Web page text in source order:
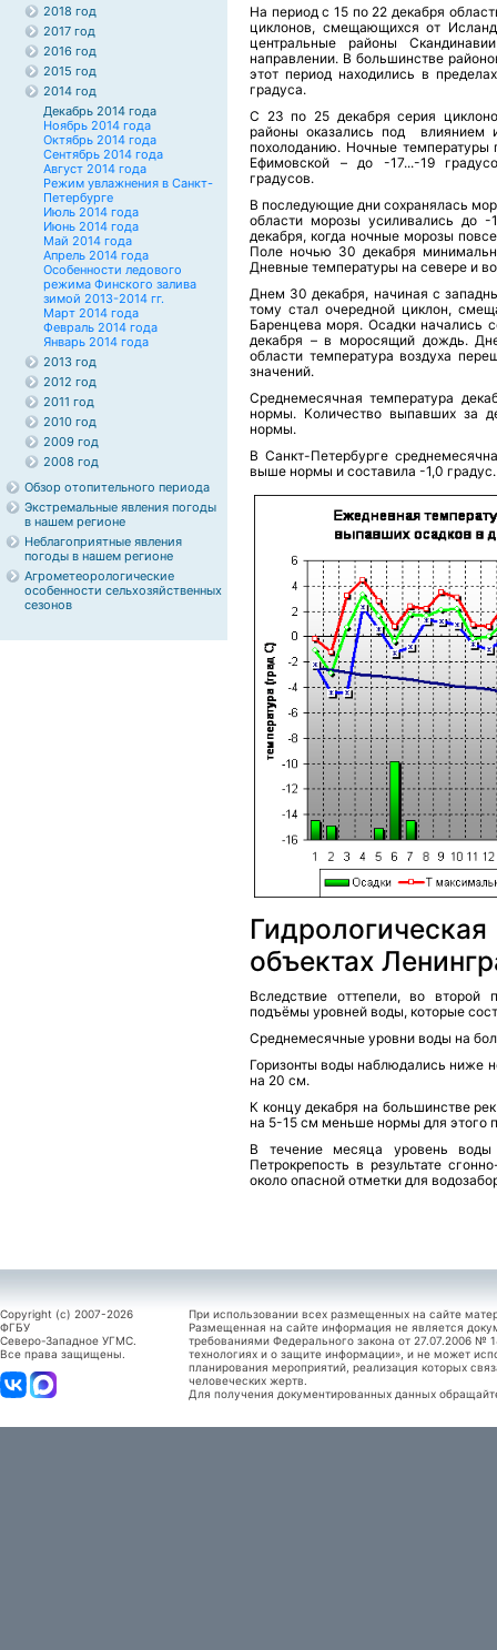
2018 год
2017 год
2016 год
2015 год
2014 год
Декабрь 2014 года
Ноябрь 2014 года
Октябрь 2014 года
Сентябрь 2014 года
Август 2014 года
Режим увлажнения в Санкт-
Петербурге
Июль 2014 года
Июнь 2014 года
Май 2014 года
Апрель 2014 года
Особенности ледового
режима Финского залива
зимой 2013-2014 гг.
Март 2014 года
Февраль 2014 года
Январь 2014 года
2013 год
2012 год
2011 год
2010 год
2009 год
2008 год
Обзор отопительного периода
Экстремальные явления погоды
в нашем регионе
Неблагоприятные явления
погоды в нашем регионе
Агрометеорологические
особенности сельхозяйственных
сезонов
На период с 15 по 22 декабря
циклонов, смещающихся от
центральные районы
направлении. В большинстве
этот период находились в
градуса.
С 23 по 25 декабря серия
районы оказались под влиянием
похолоданию. Ночные
Ефимовской – до -17...-19
градусов.
В последующие дни сохранялась
области морозы усиливались до
декабря, когда ночные морозы
Поле ночью 30 декабря
Дневные температуры на севере и
Днем 30 декабря, начиная с
тому стал очередной циклон,
Баренцева моря. Осадки начались
декабря – в моросящий дождь.
области температура воздуха
значений.
Среднемесячная температура
нормы. Количество выпавших за
нормы.
В Санкт-Петербурге
выше нормы и составила -1,0
объектах
Вследствие оттепели, во второй
подъёмы уровней воды, которые
Среднемесячные уровни воды на
Горизонты воды наблюдались ниже
на 20 см.
К концу декабря на большинстве
на 5-15 см меньше нормы для этого
В течение месяца уровень
Петрокрепость в результате
около опасной отметки для
Copyright (c) 2007-2026
ФГБУ
Северо-Западное УГМС.
Все права защищены.
При использовании всех размещенных на сайте
Размещенная на сайте информация не является
требованиями Федерального закона от 27.07.2006
технологиях и о защите информации», и не может
планирования мероприятий, реализация которых
человеческих жертв.
Для получения документированных данных